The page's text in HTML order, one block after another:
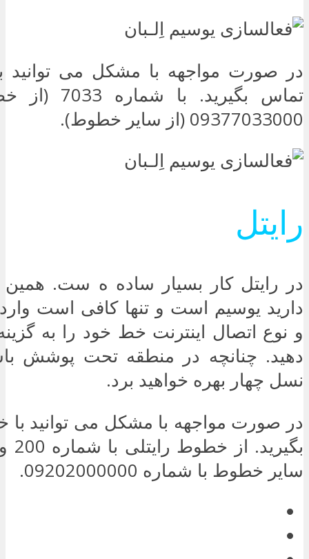
در صورت مواجهه با مشکل می توانید
تماس
09377033000 (از سایر خطوط).
رایتل
در رایتل کار بسیار ساده ه ست.
دارید یوسیم است و تنها کافی است
دهید. چنانچه در منطقه تحت پوشش
نسل چهار بهره خواهید برد.
در صورت مواجهه با مشکل می توانید با
سایر خطوط با شماره 09202000000.